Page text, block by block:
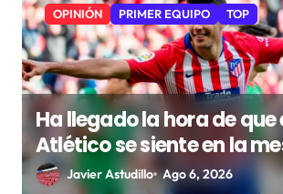
OPINIÓN PRIMER EQUIPO TOP
Ha llegado la hora de que
Atlético se siente en la
grandes
Javier Astudillo Ago 6, 2026